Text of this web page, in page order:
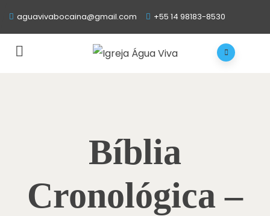
aguavivabocaina@gmail.com +55 14 98183-8530
Bíblia
Cronológica –